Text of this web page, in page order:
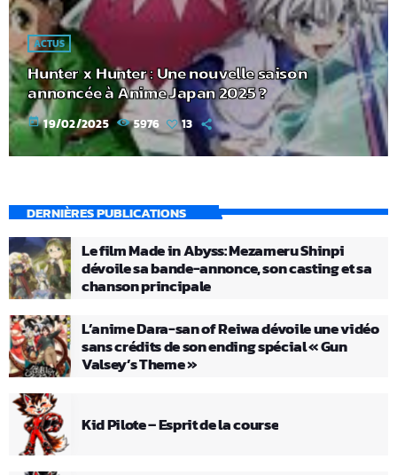
ACTUS
Hunter x Hunter : Une nouvelle saison
annoncée à Anime Japan 2025 ?
today 19/02/2025 5976 13
DERNIÈRES PUBLICATIONS
Le film Made in Abyss: Mezameru Shinpi
dévoile sa bande-annonce, son casting et sa
chanson principale
L’anime Dara-san of Reiwa dévoile une vidéo
sans crédits de son ending spécial « Gun
Valsey’s Theme »
Kid Pilote – Esprit de la course